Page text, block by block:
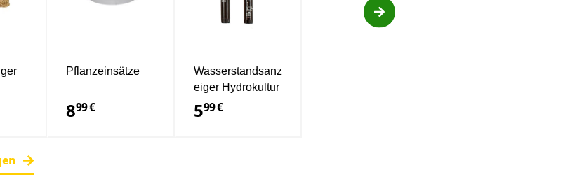
Pflanzeinsätze
899 €
Wasserstandsanz
eiger Hydrokultur
599 €